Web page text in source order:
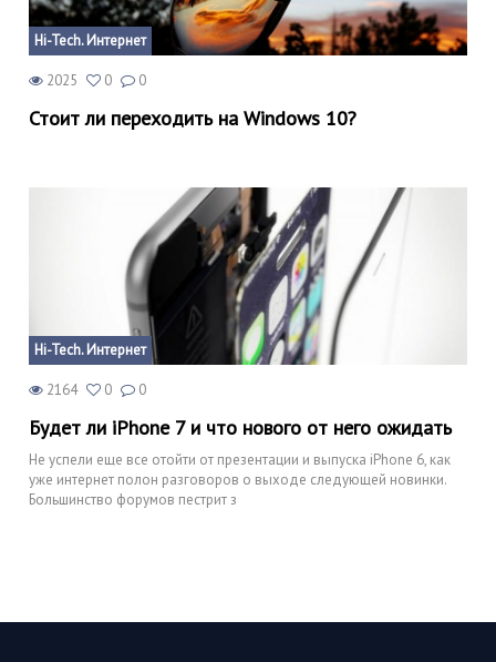
Hi-Tech. Интернет
2025 0 0
Стоит ли переходить на Windows 10?
Hi-Tech. Интернет
2164 0 0
Будет ли iPhone 7 и что нового от него ожидать
Не успели еще все отойти от презентации и выпуска iPhone 6, как
уже интернет полон разговоров о выходе следующей новинки.
Большинство форумов пестрит з